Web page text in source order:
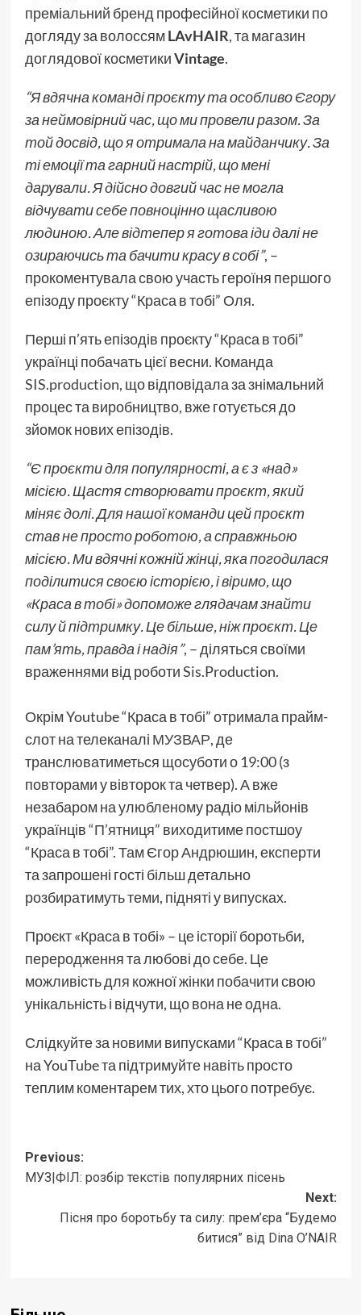
преміальний бренд професійної косметики по
догляду за волоссямLAvHAIR, та магазин
доглядової косметикиVintage.
“Я вдячна команді проєкту та особливоЄгору
за неймовірний час, що ми провели разом. За
той досвід, що я отримала на майданчику. За
ті емоції та гарний настрій, що мені
дарували. Я дійсно довгий час не могла
відчувати себе повноцінно щасливою
людиною. Але відтепер я готова іди далі не
озираючись та бачити красу в собі”, –
прокоментувала свою участь героїня першого
епізоду проєкту “Краса в тобі” Оля.
Перші п’ять епізодів проєкту “Краса в тобі”
українці побачать цієї весни. Команда
SIS.production, що відповідала за знімальний
процес та виробництво, вже готується до
зйомок нових епізодів.
“Є проєкти для популярності, а є з «над»
місією. Щастя створювати проєкт, який
міняє долі. Для нашої команди цей проєкт
став не просто роботою, а справжньою
місією. Ми вдячні кожній жінці, яка погодилася
поділитися своєю історією, і віримо, що
«Краса в тобі» допоможе глядачам знайти
силу й підтримку. Це більше, ніж проєкт. Це
пам’ять, правда і надія”, – діляться своїми
враженнями від роботи Sis.Production.
Окрім Youtube “Краса в тобі” отримала прайм-
слот на телеканалі МУЗВАР, де
транслюватиметься щосуботи о 19:00 (з
повторами у вівторок та четвер). А вже
незабаром на улюбленому радіо мільйонів
українців“П’ятниця” виходитиме постшоу
“Краса в тобі”. Там Єгор Андрюшин, експерти
та запрошені гості більш детально
розбиратимуть теми, підняті у випусках.
Проєкт «Краса в тобі» – це історії боротьби,
переродження та любові до себе. Це
можливість для кожної жінки побачити свою
унікальність і відчути, що вона не одна.
Слідкуйте за новими випусками “Краса в тобі”
на YouTube та підтримуйте навіть просто
теплим коментарем тих, хто цього потребує.
Post
navigation
Previous:
МУЗ|ФІЛ: розбір текстів популярних пісень
Next:
Пісня про боротьбу та силу: прем’єра “Будемо
битися” від Dina O’NAIR